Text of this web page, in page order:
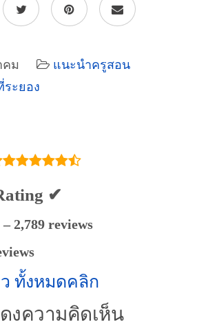
คม
แนะนำครูสอน
ะยอง
✔
2,789 reviews
ทั้งหมดคลิก
งความคิดเห็น